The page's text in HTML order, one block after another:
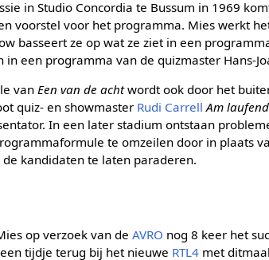
in Studio Concordia te Bussum in 1969
voorstel voor het programma. Mies werkt
basseert ze op wat ze ziet in een
in een programma van de quizmaster Hans-
van Een van de achtwordt ook door het
quiz- en showmaster Rudi Carrell Am
In een later stadium ontstaan
te omzeilen door in plaats
kandidaten te laten paraderen.
op verzoek van deAVRO nog 8 keer het
tijdje terug bij het nieuwe RTL4 met ditmaal